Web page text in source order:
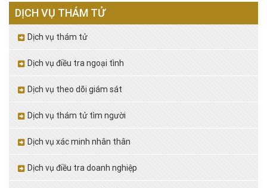
DỊCH VỤ THÁM TỬ
Dịch vụ thám tử
Dịch vụ điều tra ngoại tình
Dịch vụ theo dõi giám sát
Dịch vụ thám tử tìm người
Dịch vụ xác minh nhân thân
Dịch vụ điều tra doanh nghiệp